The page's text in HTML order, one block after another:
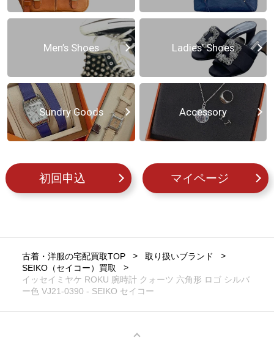
Men’s Shoes Ladies’ Shoes
Sundry Goods Accessory
初回申込 マイページ
古着・洋服の宅配買取TOP
取り扱いブランド
SEIKO（セイコー）買取
イッセイミヤケ ROKU 腕時計 クォーツ 六角形 ロゴ シルバ
ー色 VJ21-0390 - SEIKO セイコー